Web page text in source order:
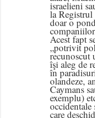
israelieni
la
doar o
Acest fapt
„potrivit
îşi aleg de
în
olandeze,
Caymans
exemplu)
occidentale
care